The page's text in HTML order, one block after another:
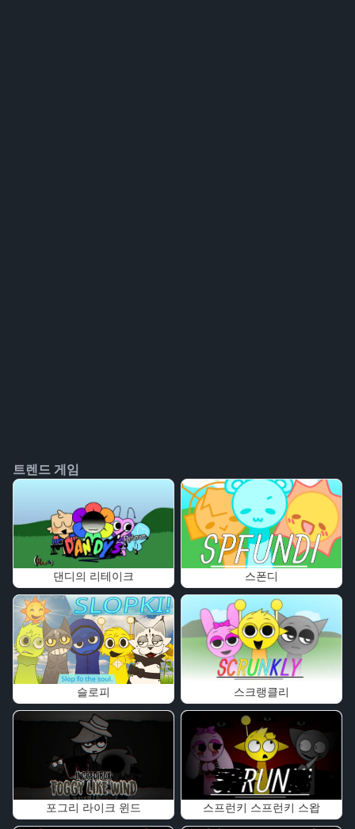
트렌드 게임
댄디의 리테이크 스폰디
슬로피 스크랭클리
포그리 라이크 윈드 스프런키 스프런키 스왑